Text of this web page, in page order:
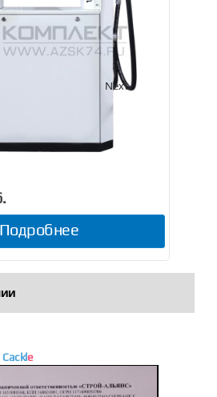
Подробнее
Next
Cackle